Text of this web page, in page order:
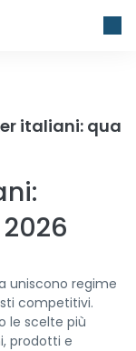
italiani:
uniscono regime
competitivi.
le scelte più
prodotti e